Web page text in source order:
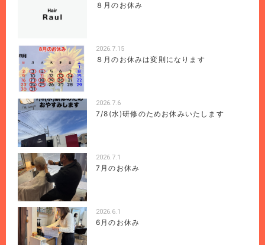
８月のお休み
2026.7.15
８月のお休みは変則になります
2026.7.6
7/8(水)研修のためお休みいたします
2026.7.1
7月のお休み
2026.6.1
6月のお休み